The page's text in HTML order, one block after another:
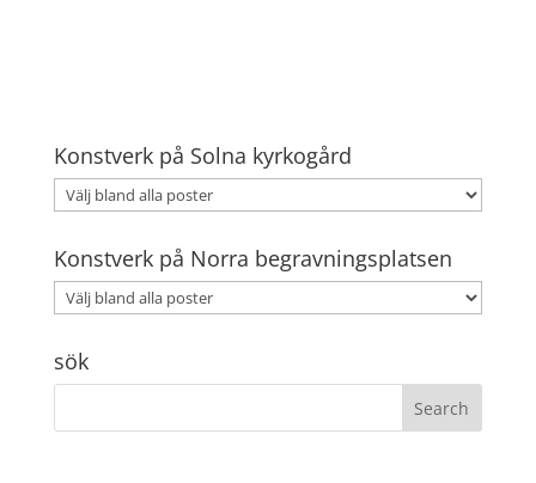
Konstverk på Solna kyrkogård
Konstverk på Norra begravningsplatsen
sök